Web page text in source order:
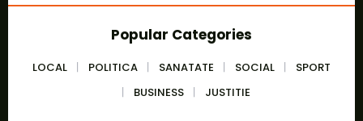
Popular Categories
LOCAL POLITICA SANATATE SOCIAL
SPORT
BUSINESS
JUSTITIE